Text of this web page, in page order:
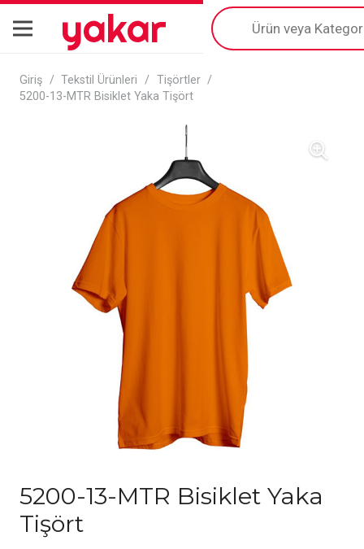
yakar
Products
search
Giriş / Tekstil Ürünleri / Tişörtler /
5200-13-MTR Bisiklet Yaka Tişört
5200-13-MTR Bisiklet Yaka
Tişört